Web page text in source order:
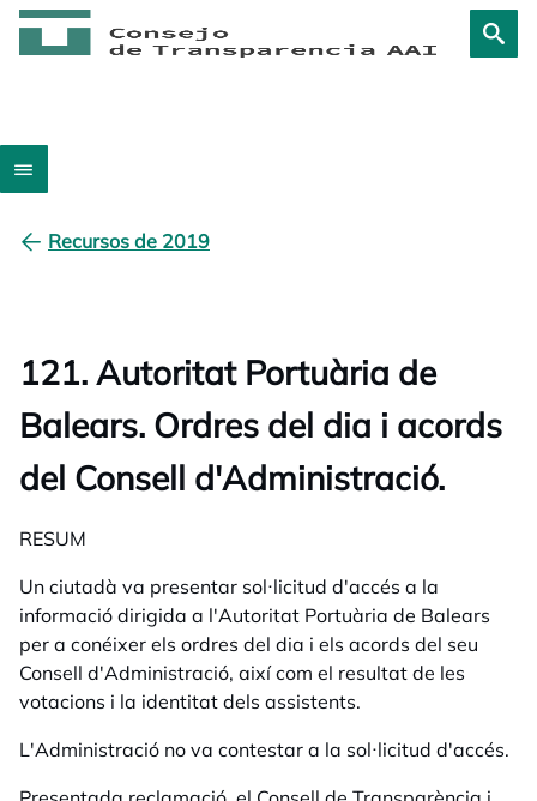
Recursos de 2019
121. Autoritat Portuària de
Balears. Ordres del dia i acords
del Consell d'Administració.
RESUM
Un ciutadà va presentar sol·licitud d'accés a la
informació dirigida a l'Autoritat Portuària de Balears
per a conéixer els ordres del dia i els acords del seu
Consell d'Administració, així com el resultat de les
votacions i la identitat dels assistents.
L'Administració no va contestar a la sol·licitud d'accés.